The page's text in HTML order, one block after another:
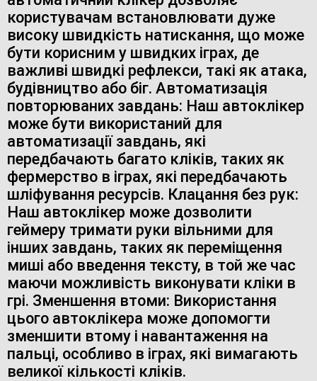
користувачам встановлювати дуже
високу швидкість натискання, що може
бути корисним у швидких іграх, де
важливі швидкі рефлекси, такі як атака,
будівництво або біг. Автоматизація
повторюваних завдань: Наш автоклікер
може бути використаний для
автоматизації завдань, які
передбачають багато кліків, таких як
фермерство в іграх, які передбачають
шліфування ресурсів. Клацання без рук:
Наш автоклікер може дозволити
геймеру тримати руки вільними для
інших завдань, таких як переміщення
миші або введення тексту, в той же час
маючи можливість виконувати кліки в
грі. Зменшення втоми: Використання
цього автоклікера може допомогти
зменшити втому і навантаження на
пальці, особливо в іграх, які вимагають
великої кількості кліків.